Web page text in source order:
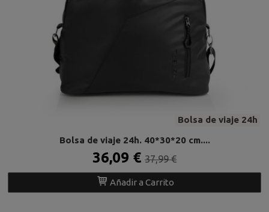
Bolsa de viaje 24h
Bolsa de viaje 24h. 40*30*20 cm....
36,09 € 37,99 €
Añadir a Carrito